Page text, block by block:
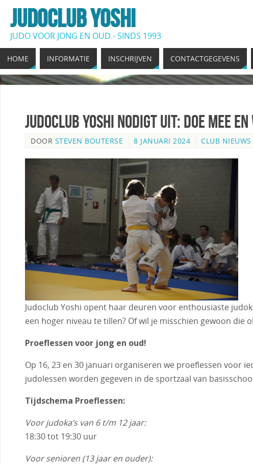
JUDOCLUB YOSHI
JUDO VOOR JONG EN OUD - SINDS 1993
HOME INFORMATIE INSCHRIJVEN CONTACTGEGEVENS
Judoclub Yoshi nodigt uit: Doe mee
DOOR STEVEN BOUTERSE 8 JANUARI 2024 CLUB NIEUWS
Judoclub Yoshi opent haar deuren voor enthousiaste
een hoger niveau te tillen? Of wil je misschien gewoon die
Proeflessen voor jong en oud!
Op 16, 23 en 30 januari organiseren we proeflessen voor
judolessen worden gegeven in de sportzaal van
Tijdschema Proeflessen:
Voor judoka’s van 6 t/m 12 jaar:
18:30 tot 19:30 uur
Voor senioren (13 jaar en ouder):